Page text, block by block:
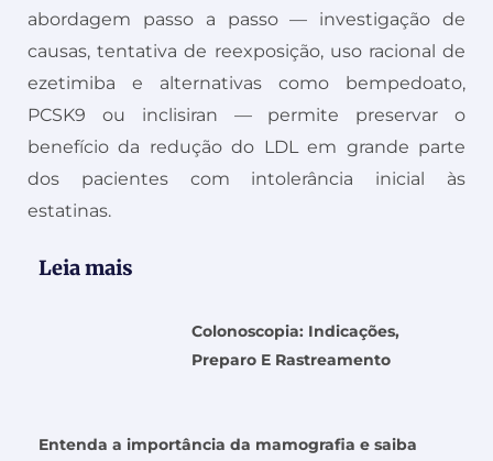
abordagem passo a passo — investigação de
causas, tentativa de reexposição, uso racional de
ezetimiba e alternativas como bempedoato,
PCSK9 ou inclisiran — permite preservar o
benefício da redução do LDL em grande parte
dos pacientes com intolerância inicial às
estatinas.
Leia mais
Colonoscopia: Indicações,
Preparo E Rastreamento
Entenda a importância da mamografia e saiba